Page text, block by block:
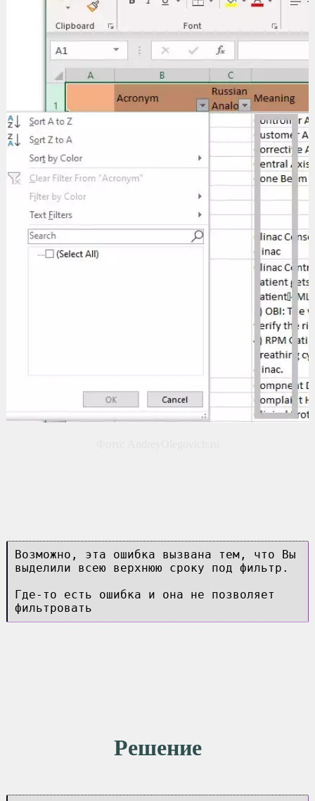
Возможно, эта ошибка вызвана тем, что Вы
выделили всею верхнюю сроку под фильтр.
Где-то есть ошибка и она не позволяет
фильтровать
Решение